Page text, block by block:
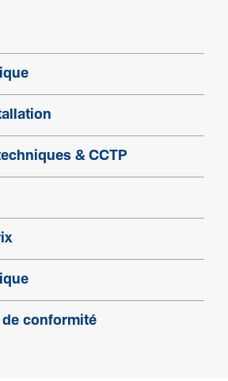
& CCTP
de conformité